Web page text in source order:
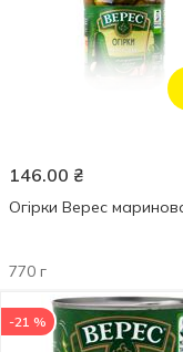
146.00 ₴
Огірки Верес
770 г
-21 %